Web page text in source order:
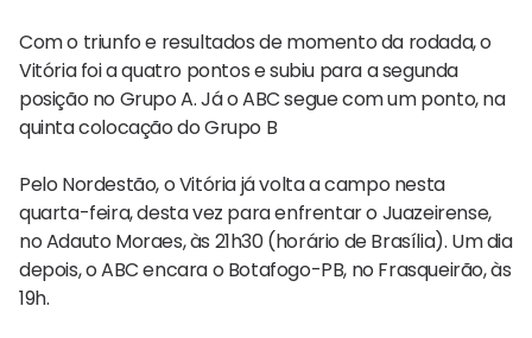
Com o triunfo e resultados de momento da rodada, o
Vitória foi a quatro pontos e subiu para a segunda
posição no Grupo A. Já o ABC segue com um ponto, na
quinta colocação do Grupo B
Pelo Nordestão, o Vitória já volta a campo nesta
quarta-feira, desta vez para enfrentar o Juazeirense,
no Adauto Moraes, às 21h30 (horário de Brasília). Um dia
depois, o ABC encara o Botafogo-PB, no Frasqueirão, às
19h.